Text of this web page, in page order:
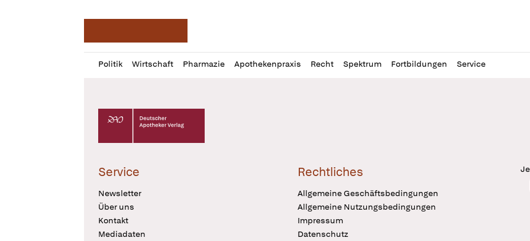
Politik Wirtschaft Pharmazie Apothekenpraxis Recht Spektrum Fortbildungen Service
Profil
öffnen
Daz
Pur
Deutscher Apotheker Verlag Logo
Service
Newsletter
Über uns
Kontakt
Mediadaten
Rechtliches
Allgemeine Geschäftsbedingungen
Allgemeine Nutzungsbedingungen
Impressum
Datenschutz